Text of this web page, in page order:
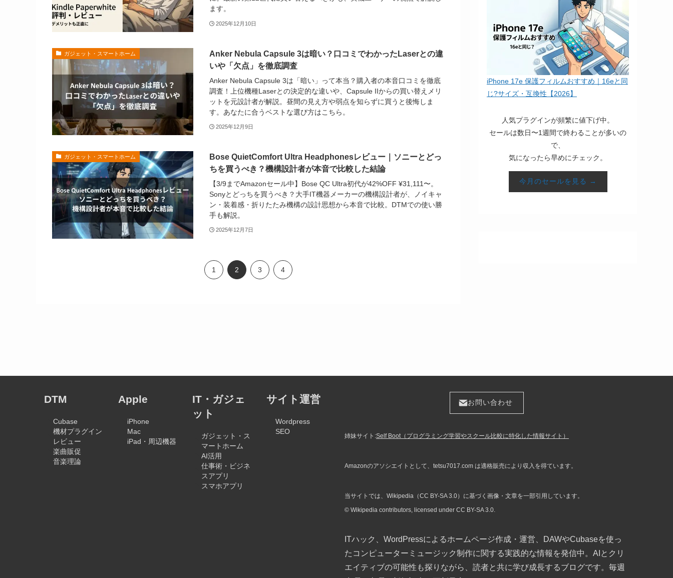
ます。
2025年12月10日
ガジェット・スマートホーム
Anker Nebula Capsule 3は暗い？口コミでわかったLaserとの違
いや「欠点」を徹底調査
Anker Nebula Capsule 3は「暗い」って本当？購入者の本音口コミを徹底
調査！上位機種Laserとの決定的な違いや、Capsule IIからの買い替えメリ
ットを元設計者が解説。昼間の見え方や弱点を知らずに買うと後悔しま
す。あなたに合うベストな選び方はこちら。
2025年12月9日
ガジェット・スマートホーム
Bose QuietComfort Ultra Headphonesレビュー｜ソニーとどっ
ちを買うべき？機構設計者が本音で比較した結論
【3/9までAmazonセール中】Bose QC Ultra初代が42%OFF ¥31,111〜。
Sonyとどっちを買うべき？大手IT機器メーカーの機構設計者が、ノイキャ
ン・装着感・折りたたみ機構の設計思想から本音で比較。DTMでの使い勝
手も解説。
2025年12月7日
1 2 3 4
iPhone 17e 保護フィルムおすすめ｜16eと同
じ?サイズ・互換性【2026】
人気プラグインが頻繁に値下げ中。
セールは数日〜1週間で終わることが多いの
で、
気になったら早めにチェック。
今月のセールを見る →
DTM
Cubase
機材プラグイン
レビュー
楽曲販促
音楽理論
Apple
iPhone
Mac
iPad・周辺機器
IT・ガジェ
ット
ガジェット・ス
マートホーム
AI活用
仕事術・ビジネ
スアプリ
スマホアプリ
サイト運営
Wordpress
SEO
お問い合わせ
姉妹サイト:Self Boot（プログラミング学習やスクール比較に特化した情報サイト）
Amazonのアソシエイトとして、tetsu7017.com は適格販売により収入を得ています。
当サイトでは、Wikipedia（CC BY-SA 3.0）に基づく画像・文章を一部引用しています。
© Wikipedia contributors, licensed under CC BY-SA 3.0.
ITハック、WordPressによるホームページ作成・運営、DAWやCubaseを使っ
たコンピューターミュージック制作に関する実践的な情報を発信中。AIとクリ
エイティブの可能性も探りながら、読者と共に学び成長するブログです。毎週